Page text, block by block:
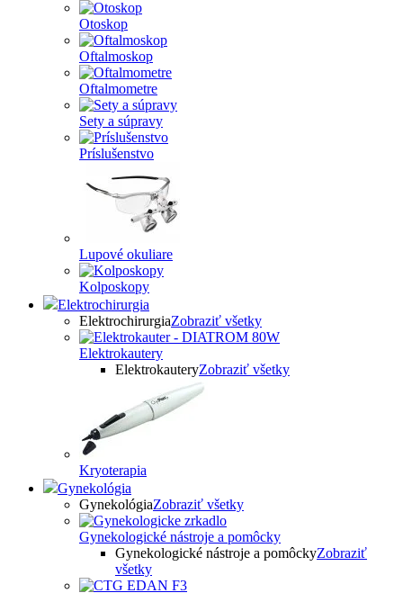
Otoskop
Oftalmoskop
Oftalmometre
Sety a súpravy
Príslušenstvo
Lupové okuliare
Kolposkopy
Elektrochirurgia
ElektrochirurgiaZobraziť všetky
Elektrokautery
ElektrokauteryZobraziť všetky
Kryoterapia
Gynekológia
GynekológiaZobraziť všetky
Gynekologické nástroje a pomôcky
Gynekologické nástroje a pomôckyZobraziť
všetky